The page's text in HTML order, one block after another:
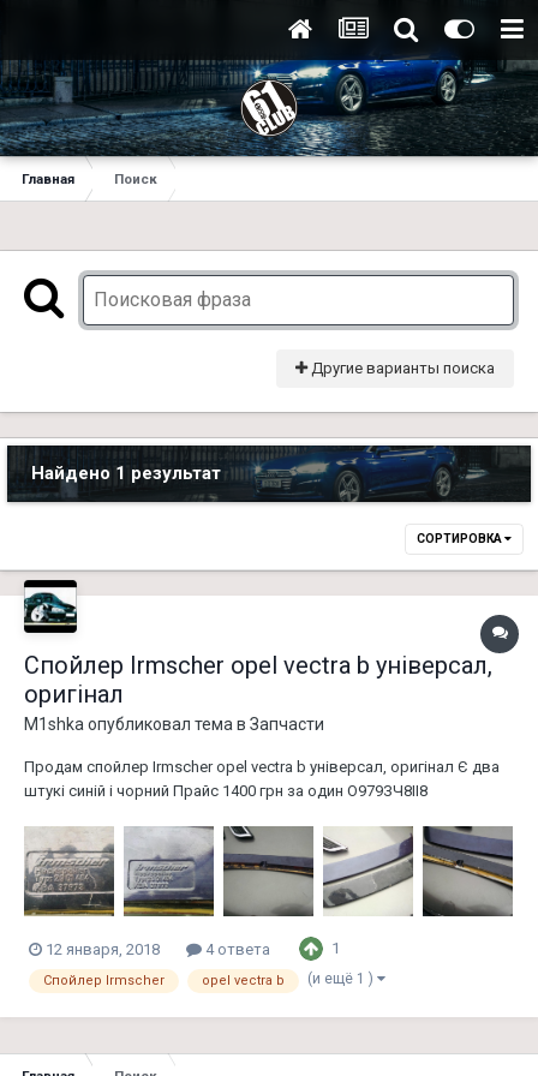
Главная Поиск
Другие варианты поиска
Найдено 1 результат
СОРТИРОВКА
Спойлер Irmscher opel vectra b універсал,
оригінал
M1shka опубликовал тема в Запчасти
Продам спойлер Irmscher opel vectra b універсал, оригінал Є два
штукі синій і чорний Прайс 1400 грн за один О979ЗЧ8ІІ8
12 января, 2018 4 ответа 1
Спойлер Irmscher opel vectra b (и ещё 1 )